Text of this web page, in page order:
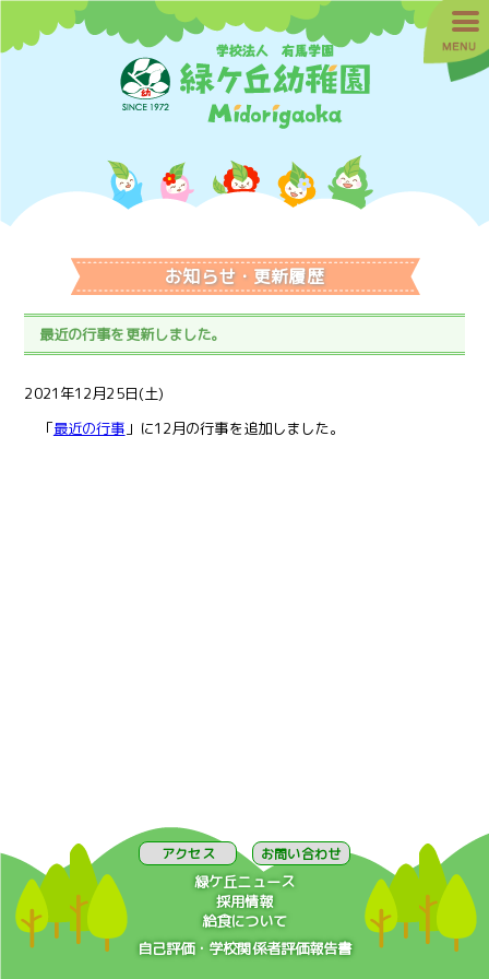
お知らせ・更新履歴
最近の行事を更新しました。
2021年12月25日(土)
「最近の行事 」に12月の行事を追加しました。
アクセス お問い合わせ
緑ケ丘ニュース
採用情報
給食について
自己評価・学校関係者評価報告書